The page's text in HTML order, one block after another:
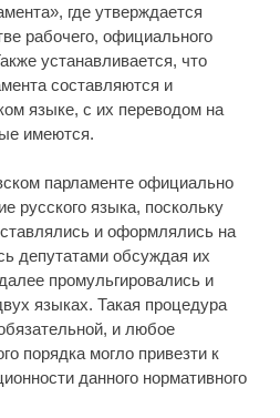
где утверждается
рабочего, официального
устанавливается, что
составляются и
языке, с их переводом на
имеются.
парламенте официально
русского языка, поскольку
и оформлялись на
депутатами обсуждая их
промульгировались и
языках. Такая процедура
и любое
порядка могло привезти к
данного нормативного
это видео пересмотришь не
Собчак - вот что нашлось в